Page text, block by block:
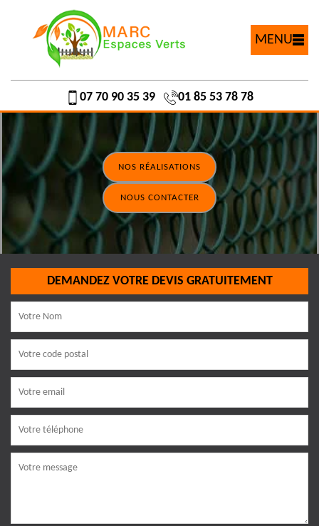
MENU
07 70 90 35 39 01 85 53 78 78
NOS RÉALISATIONS
NOUS CONTACTER
DEMANDEZ VOTRE DEVIS GRATUITEMENT